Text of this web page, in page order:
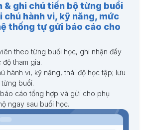
& ghi chú tiến bộ từng buổi
chú hành vi, kỹ năng, mức
thống tự gửi báo cáo cho
theo từng buổi học, ghi nhận đầy
tham gia.
hành vi, kỹ năng, thái độ học tập; lưu
buổi.
cáo tổng hợp và gửi cho phụ
ngay sau buổi học.